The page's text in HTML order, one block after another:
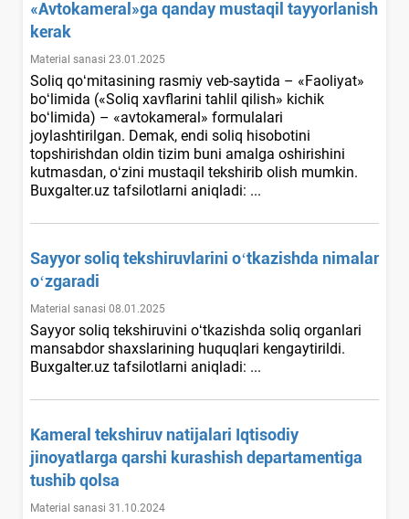
«Avtokameral»ga qanday mustaqil tayyorlanish
kerak
Material sanasi 23.01.2025
Soliq qoʻmitasining rasmiy veb-saytida – «Faoliyat»
boʻlimida («Soliq хavflarini tahlil qilish» kichik
boʻlimida) – «avtokameral» formulalari
joylashtirilgan. Demak, endi soliq hisobotini
topshirishdan oldin tizim buni amalga oshirishini
kutmasdan, oʻzini mustaqil tekshirib olish mumkin.
Buxgalter.uz tafsilotlarni aniqladi: ...
Sayyor soliq tekshiruvlarini oʻtkazishda nimalar
oʻzgaradi
Material sanasi 08.01.2025
Sayyor soliq tekshiruvini oʻtkazishda soliq organlari
mansabdor shaхslarining huquqlari kengaytirildi.
Buxgalter.uz tafsilotlarni aniqladi: ...
Kameral tekshiruv natijalari Iqtisodiy
jinoyatlarga qarshi kurashish departamentiga
tushib qolsa
Material sanasi 31.10.2024